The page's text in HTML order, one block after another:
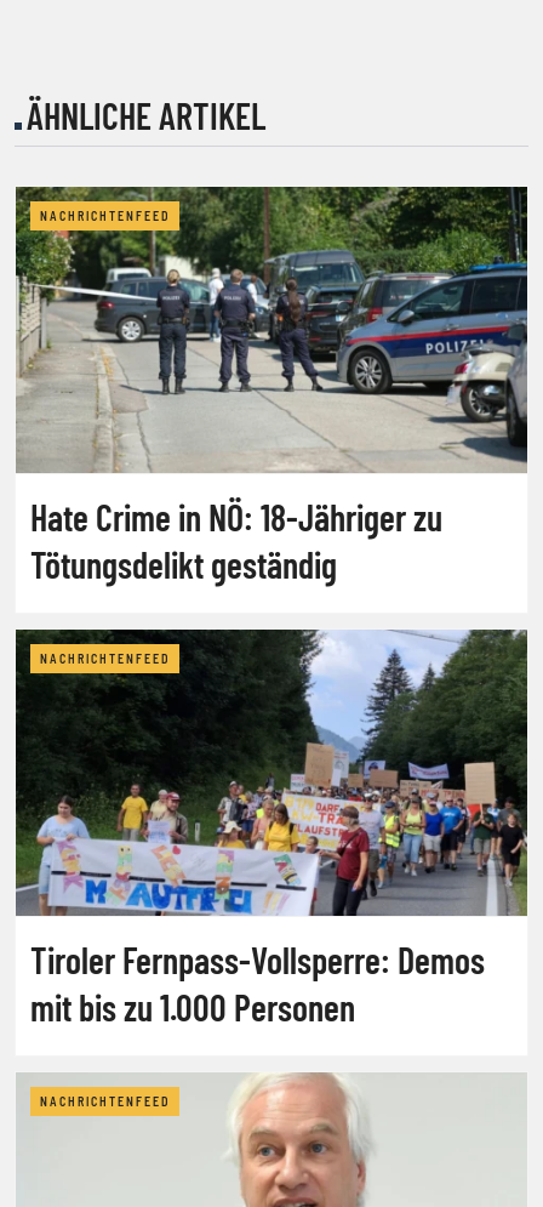
ÄHNLICHE ARTIKEL
NACHRICHTENFEED
Hate Crime in NÖ: 18-Jähriger zu
Tötungsdelikt geständig
NACHRICHTENFEED
Tiroler Fernpass-Vollsperre: Demos
mit bis zu 1.000 Personen
NACHRICHTENFEED